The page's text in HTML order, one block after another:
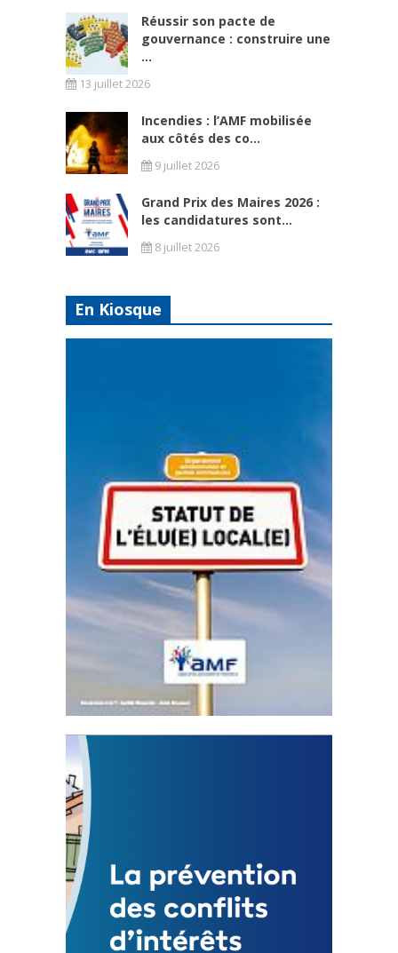
Réussir son pacte de
gouvernance : construire une
...
13 juillet 2026
Incendies : l’AMF mobilisée
aux côtés des co...
9 juillet 2026
Grand Prix des Maires 2026 :
les candidatures sont...
8 juillet 2026
En Kiosque
Statut de l’élu local
3 avril 2024
Mise à jour avril 2024
FEUILLETER